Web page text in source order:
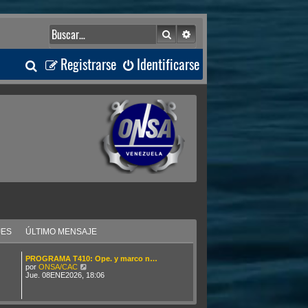
BuscarBúsqueda avanzada
Identificarse
Registrarse
B
u
a
r
ÚLTIMO MENSAJE
PROGRAMA T410: Ope. y marco n…
por ONSA/CAC
e
Jue. 08ENE2026, 18:06